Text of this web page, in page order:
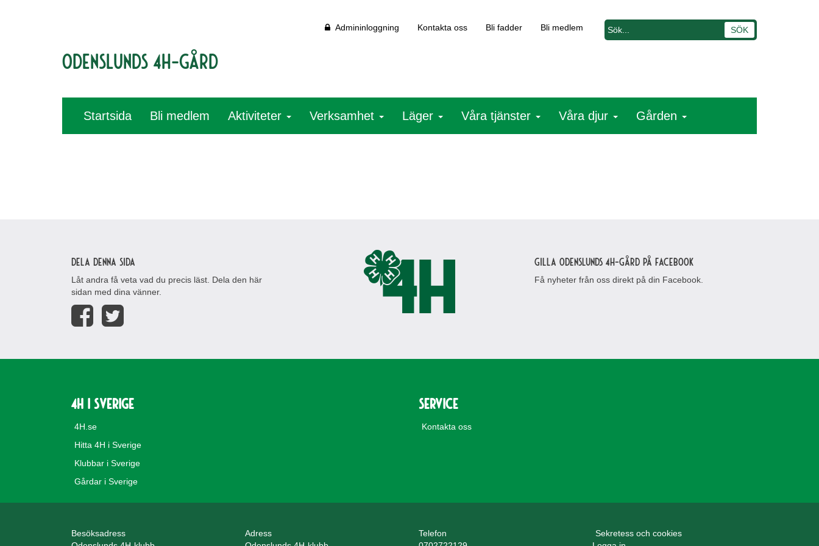
Odenslunds 4H-gård
Admininloggning Kontakta oss Bli fadder Bli medlem
Startsida Bli medlem Aktiviteter Verksamhet Läger Våra tjänster Våra djur Gården
Dela denna sida
Låt andra få veta vad du precis läst. Dela den här
sidan med dina vänner.
Gilla Odenslunds 4H-gård på Facebook
Få nyheter från oss direkt på din Facebook.
4H i Sverige
4H.se
Hitta 4H i Sverige
Klubbar i Sverige
Gårdar i Sverige
Service
Kontakta oss
Besöksadress
Adress
Telefon
Sekretess och cookies